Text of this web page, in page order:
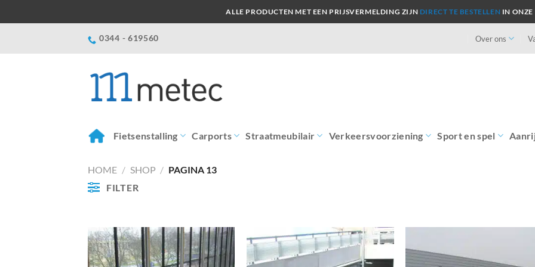
naar
ALLE PRODUCTEN MET EEN PRIJSVERMELDING ZIJN DIRECT TE BESTELLEN IN
0344 - 619560 Over ons
Fietsenstalling Carports Straatmeubilair Verkeersvoorziening Sport en spel
HOME / SHOP / PAGINA 13
FILTER